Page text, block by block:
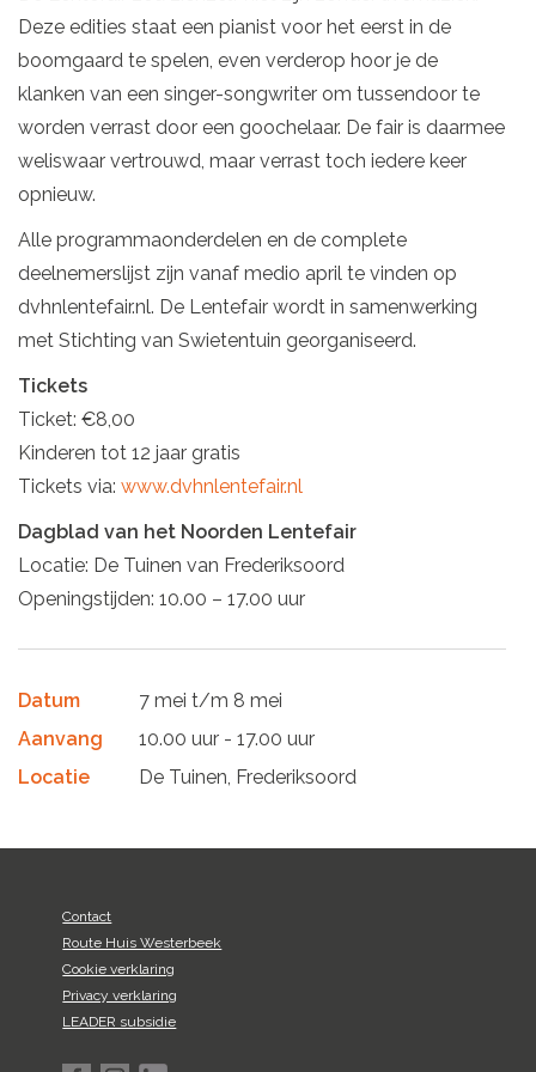
Deze edities staat een pianist voor het eerst in de
boomgaard te spelen, even verderop hoor je de
klanken van een singer-songwriter om tussendoor te
worden verrast door een goochelaar. De fair is daarmee
weliswaar vertrouwd, maar verrast toch iedere keer
opnieuw.
Alle programmaonderdelen en de complete
deelnemerslijst zijn vanaf medio april te vinden op
dvhnlentefair.nl. De Lentefair wordt in samenwerking
met Stichting van Swietentuin georganiseerd.
Tickets
Ticket: €8,00
Kinderen tot 12 jaar gratis
Tickets via: www.dvhnlentefair.nl
Dagblad van het Noorden Lentefair
Locatie: De Tuinen van Frederiksoord
Openingstijden: 10.00 – 17.00 uur
Datum
7 mei t/m 8 mei
Aanvang
10.00 uur - 17.00 uur
Locatie
De Tuinen, Frederiksoord
Contact
Route Huis Westerbeek
Cookie verklaring
Privacy verklaring
LEADER subsidie